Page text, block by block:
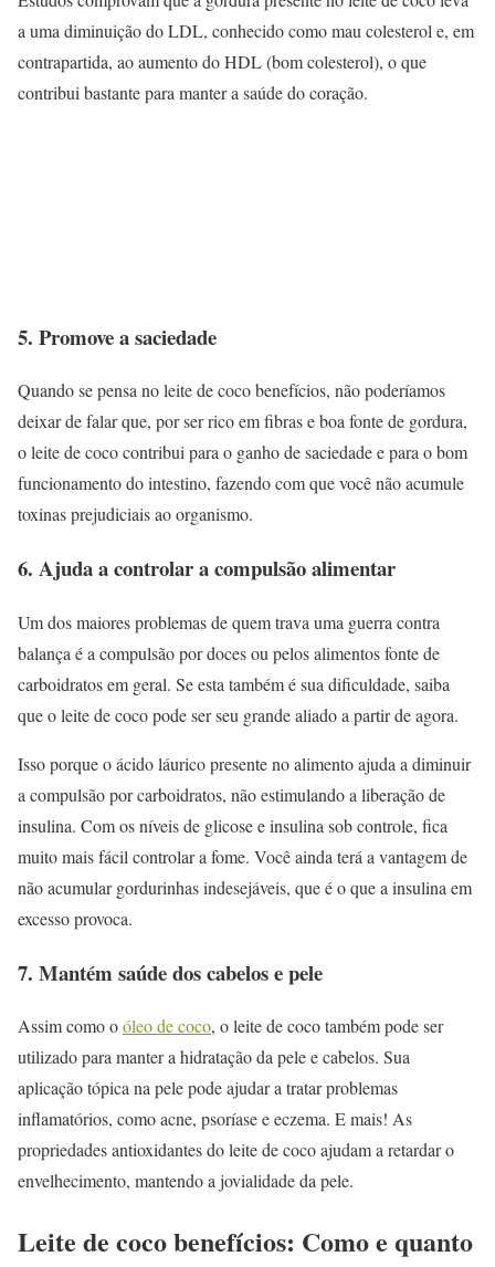
a uma diminuição do LDL, conhecido como mau colesterol e, em
contrapartida, ao aumento do HDL (bom colesterol), o que
contribui bastante para manter a saúde do coração.
5. Promove a saciedade
Quando se pensa no leite de coco benefícios, não poderíamos
deixar de falar que, por ser rico em fibras e boa fonte de gordura,
o leite de coco contribui para o ganho de saciedade e para o bom
funcionamento do intestino, fazendo com que você não acumule
toxinas prejudiciais ao organismo.
6. Ajuda a controlar a compulsão alimentar
Um dos maiores problemas de quem trava uma guerra contra
balança é a compulsão por doces ou pelos alimentos fonte de
carboidratos em geral. Se esta também é sua dificuldade, saiba
que o leite de coco pode ser seu grande aliado a partir de agora.
Isso porque o ácido láurico presente no alimento ajuda a diminuir
a compulsão por carboidratos, não estimulando a liberação de
insulina. Com os níveis de glicose e insulina sob controle, fica
muito mais fácil controlar a fome. Você ainda terá a vantagem de
não acumular gordurinhas indesejáveis, que é o que a insulina em
excesso provoca.
7. Mantém saúde dos cabelos e pele
Assim como oóleo de coco, o leite de coco também pode ser
utilizado para manter a hidratação da pele e cabelos. Sua
aplicação tópica na pele pode ajudar a tratar problemas
inflamatórios, como acne, psoríase e eczema. E mais! As
propriedades antioxidantes do leite de coco ajudam a retardar o
envelhecimento, mantendo a jovialidade da pele.
Leite de coco benefícios: Como e quanto